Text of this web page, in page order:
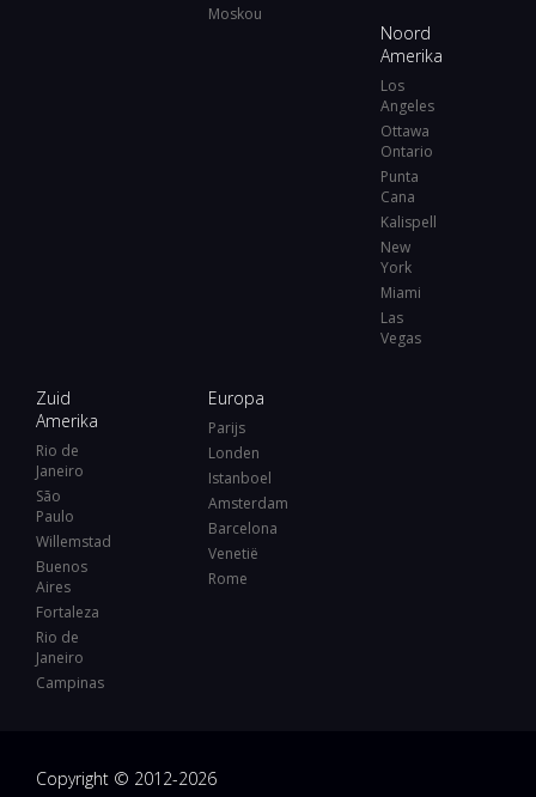
Moskou
Noord
Amerika
Los
Angeles
Ottawa
Ontario
Punta
Cana
Kalispell
New
York
Miami
Las
Vegas
Zuid
Amerika
Rio de
Janeiro
São
Paulo
Willemstad
Buenos
Aires
Fortaleza
Rio de
Janeiro
Campinas
Europa
Parijs
Londen
Istanboel
Amsterdam
Barcelona
Venetië
Rome
Copyright © 2012-2026